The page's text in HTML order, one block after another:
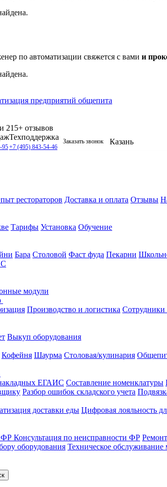
по автоматизации свяжется с вами и
предприятий общепита
215+ отзывов
95
Техподдержка
+7 (495) 843-54-46
Заказать звонок Казань
рестораторов Доставка и оплата Отзывы
Тарифы Установка Обучение
Бара Столовой Фаст фуда Пекарни
модули
Производство и логистика Сотрудники
Выкуп оборудования
Кофейня Шаурма Столовая/кулинария
ЕГАИС Составление номенклатуры
Разбор ошибок складского учета
доставки еды Цифровая лояльность
ФР Консультация по неисправности ФР
оборудования Техническое обслуживание